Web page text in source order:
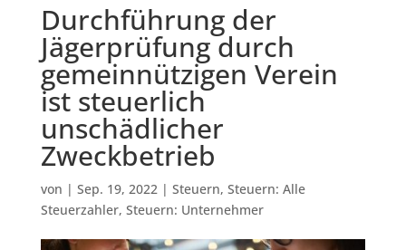
Durchführung der
Jägerprüfung durch
gemeinnützigen Verein
ist steuerlich
unschädlicher
Zweckbetrieb
von | Sep. 19, 2022| Steuern, Steuern: Alle
Steuerzahler, Steuern: Unternehmer